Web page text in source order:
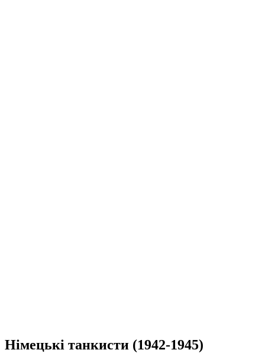
Німецькі танкисти (1942-1945)